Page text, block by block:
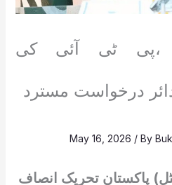
،پی ٹی آئی کی
درخواست مسترد
May 16, 2026 / By
پاکستان تحریک انصاف